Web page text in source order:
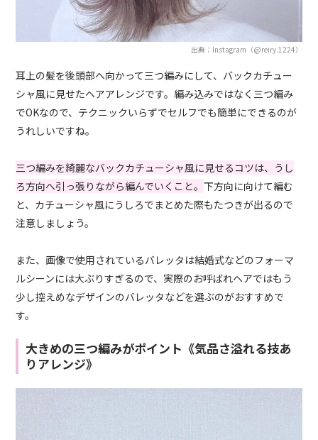
出典：Instagram（@reiry.1224）
耳上の髪を後頭部へ向かって三つ編みにして、バックカチュー
シャ風に見せたヘアアレンジです。編み込みではなく三つ編み
でOKなので、テクニックいらずでセルフでも簡単にできるのが
うれしいですね。
三つ編みを綺麗なバックカチューシャ風に見せるコツは、うし
ろ方向へ引っ張りながら編んでいくこと。下方向に向けて編む
と、カチューシャ風にうしろでまとめた際もたつきが出るので
注意しましょう。
また、画像で使用されているバレッタは結婚式などのフォーマ
ルシーンには大ぶりすぎるので、実際のお呼ばれヘアではもう
少し控えめなデザインのバレッタなどを選ぶのがおすすめで
す。
大きめの三つ編みがポイント《気品さ溢れる技あ
りアレンジ》